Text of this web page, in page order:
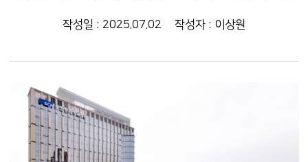
작성일 : 2025.07.02 작성자 : 이상원